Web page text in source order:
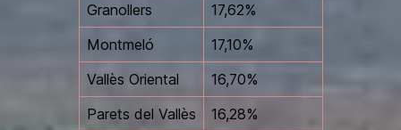
Granollers
17,62%
Montmeló
17,10%
Vallès Oriental
16,70%
Parets del Vallès
16,28%